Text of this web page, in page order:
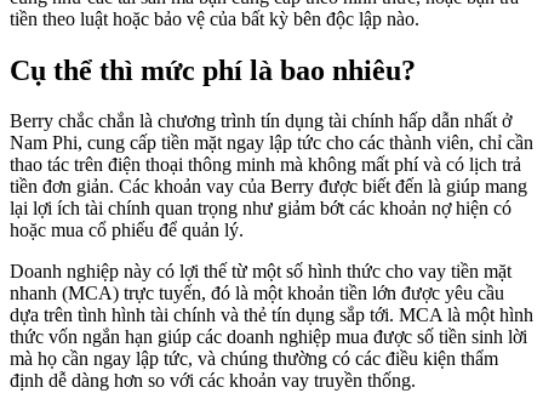
tiền theo luật hoặc bảo vệ của bất kỳ bên độc lập nào.
Cụ thể thì mức phí là bao nhiêu?
Berry chắc chắn là chương trình tín dụng tài chính hấp dẫn nhất ở
Nam Phi, cung cấp tiền mặt ngay lập tức cho các thành viên, chỉ cần
thao tác trên điện thoại thông minh mà không mất phí và có lịch trả
tiền đơn giản. Các khoản vay của Berry được biết đến là giúp mang
lại lợi ích tài chính quan trọng như giảm bớt các khoản nợ hiện có
hoặc mua cổ phiếu để quản lý.
Doanh nghiệp này có lợi thế từ một số hình thức cho vay tiền mặt
nhanh (MCA) trực tuyến, đó là một khoản tiền lớn được yêu cầu
dựa trên tình hình tài chính và thẻ tín dụng sắp tới. MCA là một hình
thức vốn ngắn hạn giúp các doanh nghiệp mua được số tiền sinh lời
mà họ cần ngay lập tức, và chúng thường có các điều kiện thẩm
định dễ dàng hơn so với các khoản vay truyền thống.